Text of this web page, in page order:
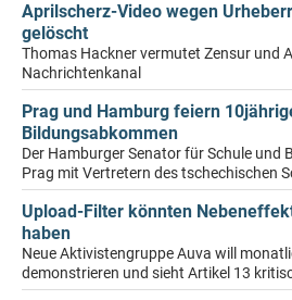
Aprilscherz-Video wegen
gelöscht
Thomas Hackner vermutet Zensur und
Nachrichtenkanal
Prag und Hamburg feiern
Bildungsabkommen
Der Hamburger Senator für Schule und
Prag mit Vertretern des tschechischen
Upload-Filter könnten
haben
Neue Aktivistengruppe Auva will
demonstrieren und sieht Artikel 13